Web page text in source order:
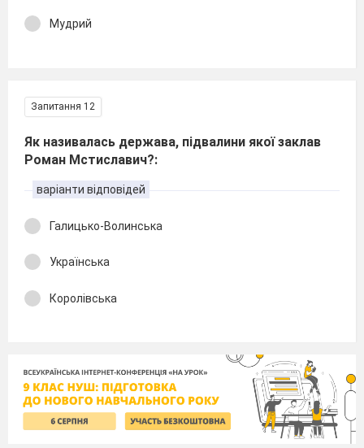
Мудрий
Запитання 12
Як називалась держава, підвалини якої заклав
Роман Мстиславич?:
варіанти відповідей
Галицько-Волинська
Українська
Королівська